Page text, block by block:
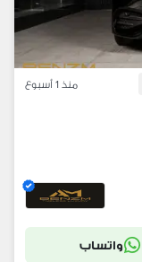
منذ 1 أسبوع
واتساب